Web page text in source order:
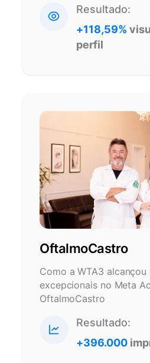
Resultado:
+118,59%
perfil
OftalmoCastro
Como a WTA3
excepcionais no Meta
OftalmoCastro
Resultado:
+396.000